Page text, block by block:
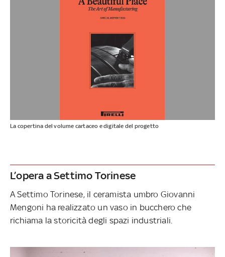
La copertina del volume cartaceo e digitale del progetto
L’opera a Settimo Torinese
A Settimo Torinese, il ceramista umbro Giovanni
Mengoni ha realizzato un vaso in bucchero che
richiama la storicità degli spazi industriali.